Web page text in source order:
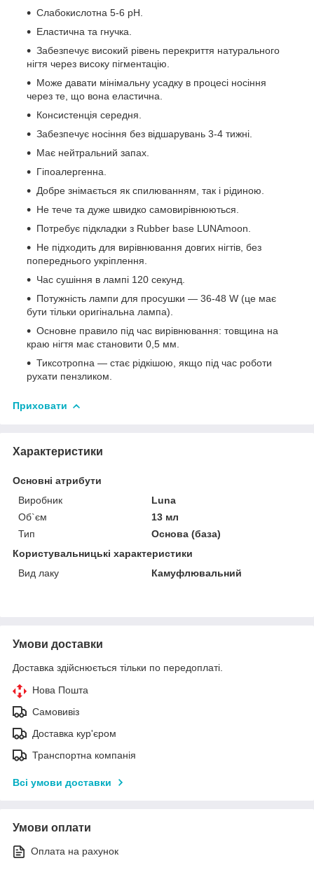
Слабокислотна 5-6 pH.
Еластична та гнучка.
Забезпечує високий рівень перекриття натурального
нігтя через високу пігментацію.
Може давати мінімальну усадку в процесі носіння
через те, що вона еластична.
Консистенція середня.
Забезпечує носіння без відшарувань 3-4 тижні.
Має нейтральний запах.
Гіпоалергенна.
Добре знімається як спилюванням, так і рідиною.
Не тече та дуже швидко самовирівнюються.
Потребує підкладки з Rubber base LUNAmoon.
Не підходить для вирівнювання довгих нігтів, без
попереднього укріплення.
Час сушіння в лампі 120 секунд.
Потужність лампи для просушки — 36-48 W (це має
бути тільки оригінальна лампа).
Основне правило під час вирівнювання: товщина на
краю нігтя має становити 0,5 мм.
Тиксотропна — стає рідкішою, якщо під час роботи
рухати пензликом.
Приховати
Характеристики
Основні атрибути
Виробник
Luna
Об`єм
13 мл
Тип
Основа (база)
Користувальницькі характеристики
Вид лаку
Камуфлювальний
Умови доставки
Доставка здійснюється тільки по передоплаті.
Нова Пошта
Самовивіз
Доставка кур'єром
Транспортна компанія
Всі умови доставки
Умови оплати
Оплата на рахунок